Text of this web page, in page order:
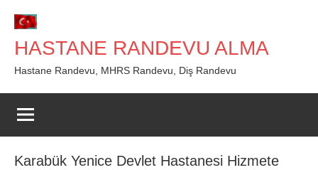
geç
HASTANE RANDEVU ALMA
Hastane Randevu, MHRS Randevu, Diş Randevu
Karabük Yenice Devlet Hastanesi Hizmete